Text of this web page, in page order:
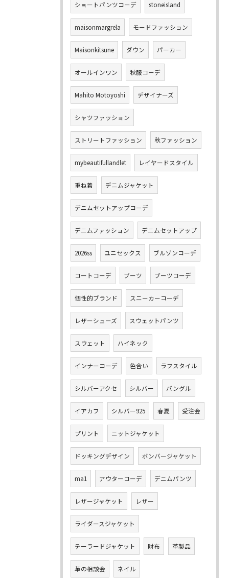
ショートパンツコーデ stoneisland
maisonmargrela モードファッション
Maisonkitsune ダウン パーカー
オールインワン 秋服コーデ
Mahito Motoyoshi デザイナーズ
シャツファッション
ストリートファッション 秋ファッション
mybeautifullandlet レイヤードスタイル
重ね着 デニムジャケット
デニムセットアップコーデ
デニムファッション デニムセットアップ
2026ss ユニセックス ブルゾンコーデ
コートコーデ ブーツ ブーツコーデ
個性的ブランド スニーカーコーデ
レザーシューズ スウェットパンツ
スウェット ハイネック
インナーコーデ 色合い ラフスタイル
シルバーアクセ シルバー バングル
イアカフ シルバー925 春夏 受注会
プリント ニットジャケット
ドッキングデザイン ボンバージャケット
ma1 アウターコーデ デニムパンツ
レザージャケット レザー
ライダースジャケット
テーラードジャケット 財布 革製品
革の相談会 ネイル